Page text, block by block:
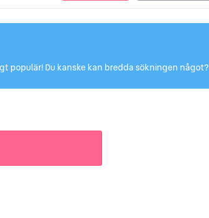
populär! Du kanske kan bredda sökningen något?